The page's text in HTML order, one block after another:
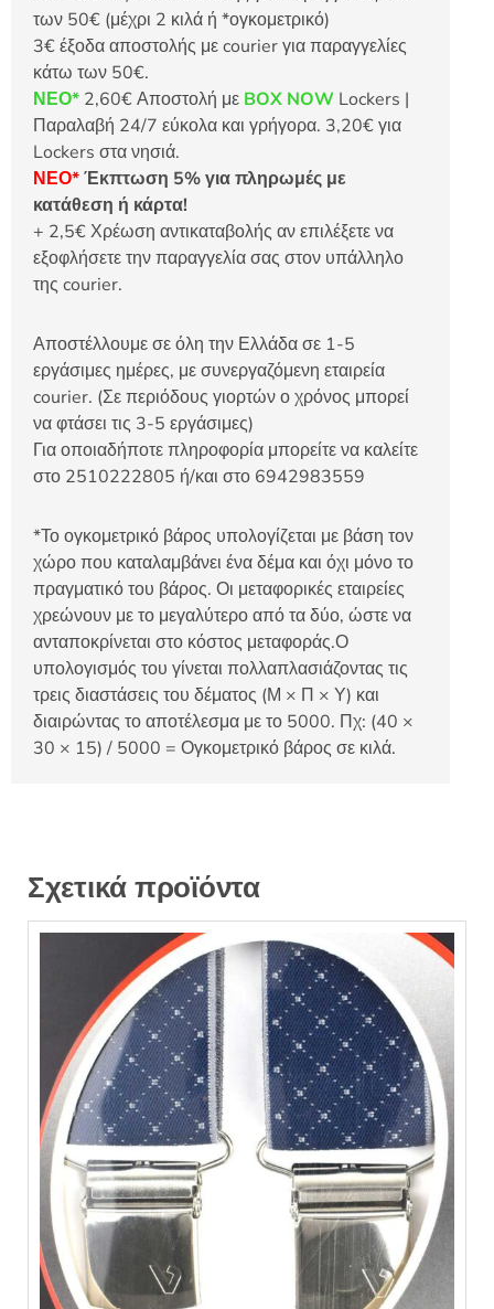
των 50€ (μέχρι 2 κιλά ή *ογκομετρικό)
3€ έξοδα αποστολής με courier για παραγγελίες
κάτω των 50€.
ΝΕΟ* 2,60€ Αποστολή με BOX NOW Lockers |
Παραλαβή 24/7 εύκολα και γρήγορα. 3,20€ για
Lockers στα νησιά.
ΝΕΟ*Έκπτωση 5% για πληρωμές με
κατάθεση ή κάρτα!
+ 2,5€ Χρέωση αντικαταβολής αν επιλέξετε να
εξοφλήσετε την παραγγελία σας στον υπάλληλο
της courier.
Αποστέλλουμε σε όλη την Ελλάδα σε 1-5
εργάσιμες ημέρες, με συνεργαζόμενη εταιρεία
courier. (Σε περιόδους γιορτών ο χρόνος μπορεί
να φτάσει τις 3-5 εργάσιμες)
Για οποιαδήποτε πληροφορία μπορείτε να καλείτε
στο 2510222805 ή/και στο 6942983559
*Το ογκομετρικό βάρος υπολογίζεται με βάση τον
χώρο που καταλαμβάνει ένα δέμα και όχι μόνο το
πραγματικό του βάρος. Οι μεταφορικές εταιρείες
χρεώνουν με το μεγαλύτερο από τα δύο, ώστε να
ανταποκρίνεται στο κόστος μεταφοράς.Ο
υπολογισμός του γίνεται πολλαπλασιάζοντας τις
τρεις διαστάσεις του δέματος (Μ × Π × Υ) και
διαιρώντας το αποτέλεσμα με το 5000. Πχ: (40 ×
30 × 15) / 5000 = Ογκομετρικό βάρος σε κιλά.
Σχετικά προϊόντα